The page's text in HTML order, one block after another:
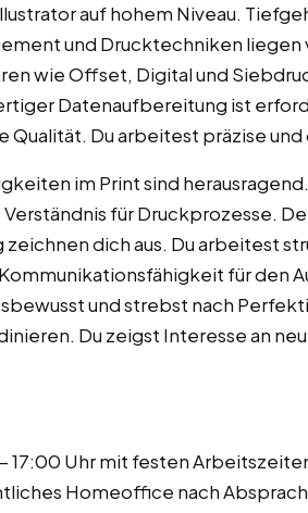
auf hohem Niveau.
und Drucktechniken liegen
wie Offset, Digital und
Datenaufbereitung ist
Du arbeitest präzise
im Print sind
für Druckprozesse.
dich aus. Du arbeitest
für den
und strebst nach
Du zeigst Interesse an
17:00 Uhr mit festen
Homeoffice nach